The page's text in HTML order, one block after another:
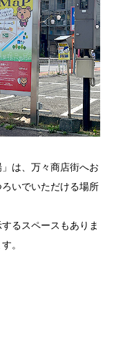
は、万々商店街へお
いでいただける場所
るスペースもありま
。